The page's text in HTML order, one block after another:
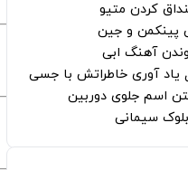
کردن متیو
پینکمن و جین
آهنگ ابی
یاد آوری خاطراتش با جسی
اسم جلوی دوربین
بلوک سیمانی